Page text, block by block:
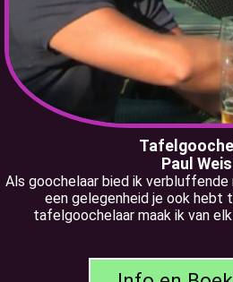
Paul
Als goochelaar bied ik
een gelegenheid je ook hebt
tafelgoochelaar maak ik van